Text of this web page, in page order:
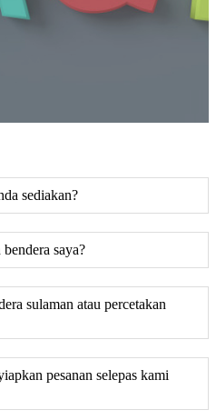
sediakan?
saya?
sulaman atau percetakan
pesanan selepas kami